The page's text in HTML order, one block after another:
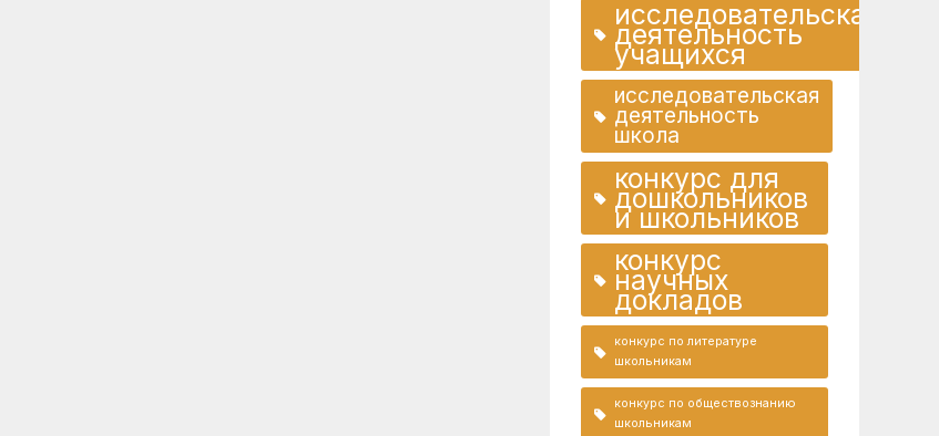
исследовательская
деятельность
учащихся
исследовательская
деятельность
школа
конкурс для
дошкольников
и школьников
конкурс
научных
докладов
конкурс по литературе
школьникам
конкурс по обществознанию
школьникам